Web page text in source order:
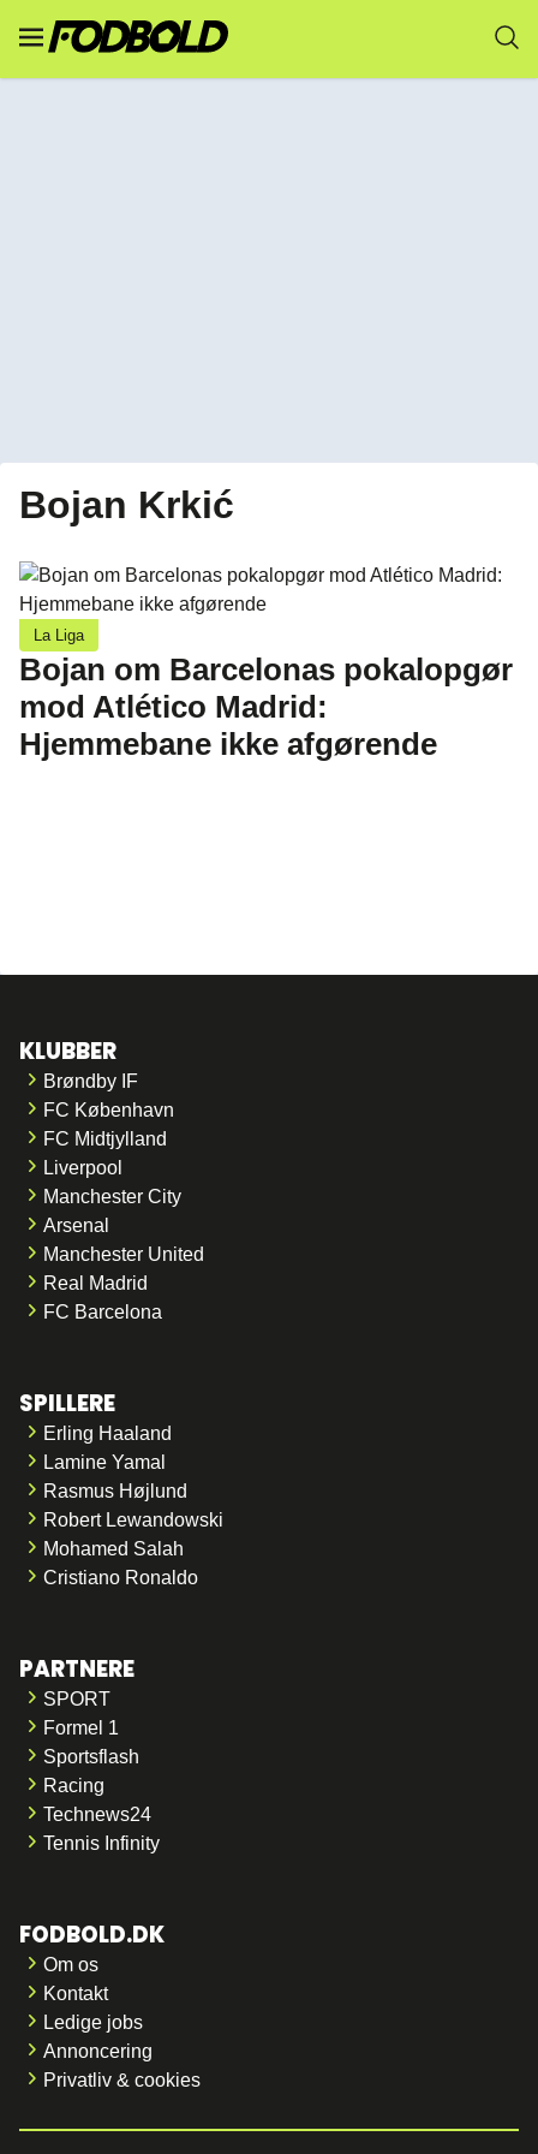
Bojan Krkić
La Liga
Bojan om Barcelonas pokalopgør
mod Atlético Madrid:
Hjemmebane ikke afgørende
KLUBBER
Brøndby IF
FC København
FC Midtjylland
Liverpool
Manchester City
Arsenal
Manchester United
Real Madrid
FC Barcelona
SPILLERE
Erling Haaland
Lamine Yamal
Rasmus Højlund
Robert Lewandowski
Mohamed Salah
Cristiano Ronaldo
PARTNERE
SPORT
Formel 1
Sportsflash
Racing
Technews24
Tennis Infinity
FODBOLD.DK
Om os
Kontakt
Ledige jobs
Annoncering
Privatliv & cookies